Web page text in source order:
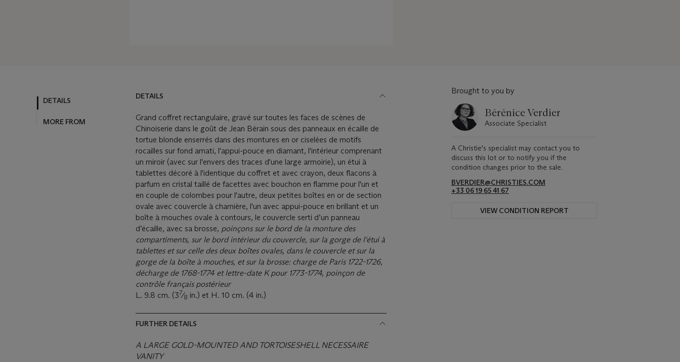
DETAILS
MORE FROM
DETAILS
Grand coffret rectangulaire, gravé sur toutes les faces de scènes de
Chinoiserie dans le goût de Jean Bérain sous des panneaux en écaille de
tortue blonde enserrés dans des montures en or ciselées de motifs
rocailles sur fond amati, l'appui-pouce en diamant, l'intérieur comprenant
un miroir (avec sur l'envers des traces d'une large armoirie), un étui à
tablettes décoré à l'identique du coffret et avec crayon, deux flacons à
parfum en cristal taillé de facettes avec bouchon en flamme pour l'un et
en couple de colombes pour l'autre, deux petites boîtes en or de section
ovale avec couvercle à charnière, l'un avec appui-pouce en brillant et un
boîte à mouches ovale à contours, le couvercle serti d’un panneau
d’écaille, avec sa brosse, poinçons sur le bord de la monture des
compartiments, sur le bord intérieur du couvercle, sur la gorge de l'étui à
tablettes et sur celle des deux boîtes ovales, dans le couvercle et sur la
gorge de la boîte à mouches, et sur la brosse: charge de Paris 1722-1726,
décharge de 1768-1774 et lettre-date K pour 1773-1774, poinçon de
contrôle français postérieur
L. 9.8 cm. (37⁄8 in.) et H. 10 cm. (4 in.)
FURTHER DETAILS
A LARGE GOLD-MOUNTED AND TORTOISESHELL NECESSAIRE
VANITY
Brought to you by
Bérénice Verdier
Associate Specialist
A Christie's specialist may contact you to
discuss this lot or to notify you if the
condition changes prior to the sale.
BVERDIER@CHRISTIES.COM
+33 06 19 65 41 67
VIEW CONDITION REPORT